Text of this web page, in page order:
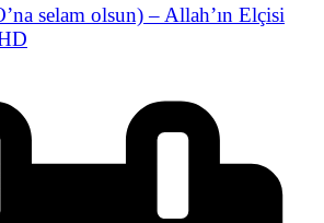
selam olsun) – Allah’ın Elçisi